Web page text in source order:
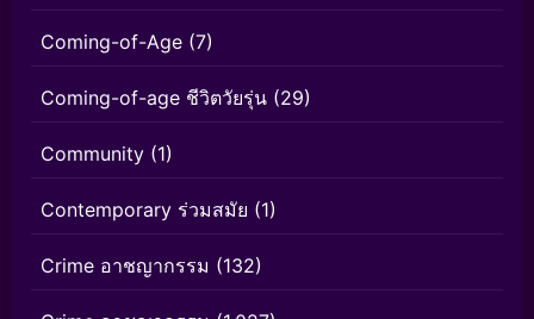
Coming-of-Age (7)
Coming-of-age ชีวิตวัยรุ่น (29)
Community (1)
Contemporary ร่วมสมัย (1)
Crime อาชญากรรม (132)